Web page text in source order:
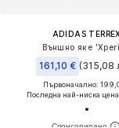
ADIDAS
Външно яке
161,10 € (315,08
Първоначално:
Последна най-ниска